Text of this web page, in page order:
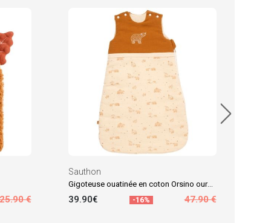
€
Sauthon
Gigoteuse ouatinée en coton Orsino ours TOG 2,5 (0-6 mois)
39.90€ -16% 47.90 €